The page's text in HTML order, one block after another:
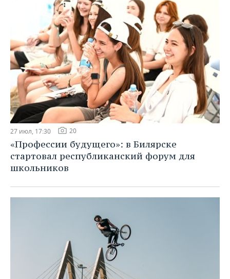
27 июл, 17:30 20
«Профессии будущего»: в Билярске
стартовал республиканский форум для
школьников